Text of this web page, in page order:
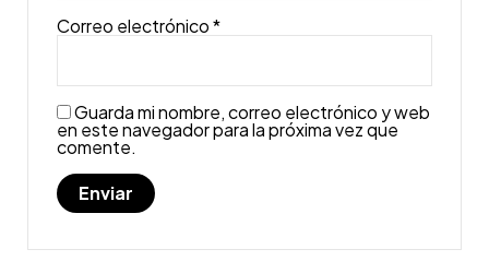
Correo electrónico*
Guarda mi nombre, correo electrónico y web
en este navegador para la próxima vez que
comente.